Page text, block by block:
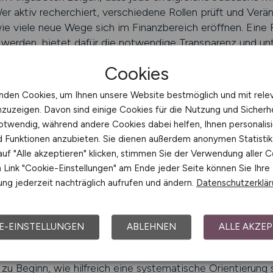
aktiv recherchiert, verschiedene Rollen prüft und
viele neue Wege sich im Finanzbereich eröffnen. Eine
bietet dafür die notwendige Transparenz und
finden.
finden
Orientierung bei neuen
im Finanzbereich ist ein entscheidender Schritt,
Der Finanzsektor ist ständig in Bewegung, wodurch
Ohne klare Orientierung kann diese Vielfalt schnell
sind. Veröffentlichten Stellenanzeigen
welche Erwartungen Arbeitgeber haben
werden. Der Jobfinder unterstützt diesen Prozess
die Suche weiter strukturiert.
Beginn, wie hilfreich eine systematische Orientierung
Cookies
Cookies, um Ihnen unsere Website bestmöglich und mit
Davon sind einige Cookies für die Nutzung und
während andere Cookies dabei helfen, Ihnen
Funktionen anzubieten. Sie dienen außerdem anonymen
"Alle akzeptieren" klicken, stimmen Sie der Verwendung aller
"Cookie-Einstellungen" am Ende jeder Seite können Sie Ihre
jederzeit nachträglich aufrufen und ändern.
EINSTELLUNGEN ABLEHNEN ALLE